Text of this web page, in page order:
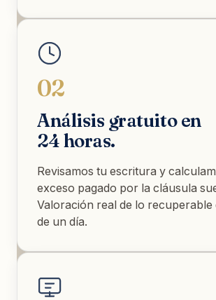
02
Análisis gratuito en
24 horas.
Revisamos tu escritura y
exceso pagado por la cláusula
Valoración real de lo recuperable
de un día.